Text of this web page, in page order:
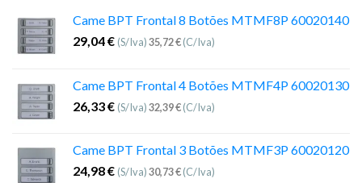
Came BPT Frontal 8 Botões MTMF8P 60020140
29,04€ (S/Iva)35,72€(C/Iva)
Came BPT Frontal 4 Botões MTMF4P 60020130
26,33€ (S/Iva)32,39€(C/Iva)
Came BPT Frontal 3 Botões MTMF3P 60020120
24,98€ (S/Iva)30,73€(C/Iva)